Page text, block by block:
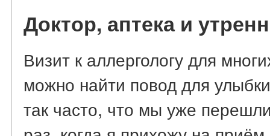
Доктор, аптека и
Визит к аллергологу для
можно найти повод для
так часто, что мы уже